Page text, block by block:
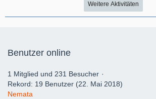
Weitere Aktivitäten
Benutzer online
1 Mitglied und 231 Besucher
Rekord: 19 Benutzer (22. Mai 2018)
Nemata